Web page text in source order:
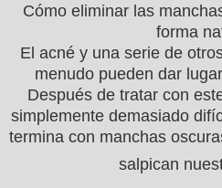
Cómo eliminar las
forma
El acné y una serie de
menudo pueden dar
Después de tratar con
simplemente demasiado
termina con manchas
salpican